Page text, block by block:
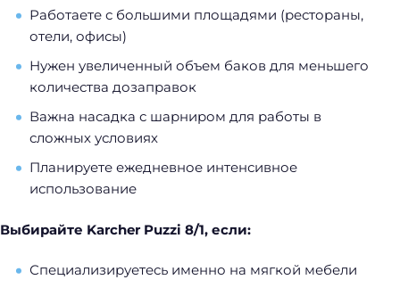
Работаете с большими площадями (рестораны,
отели, офисы)
Нужен увеличенный объем баков для меньшего
количества дозаправок
Важна насадка с шарниром для работы в
сложных условиях
Планируете ежедневное интенсивное
использование
Выбирайте Karcher Puzzi 8/1, если:
Специализируетесь именно на мягкой мебели